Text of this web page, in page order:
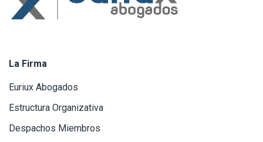
La Firma
Euriux Abogados
Estructura Organizativa
Despachos Miembros